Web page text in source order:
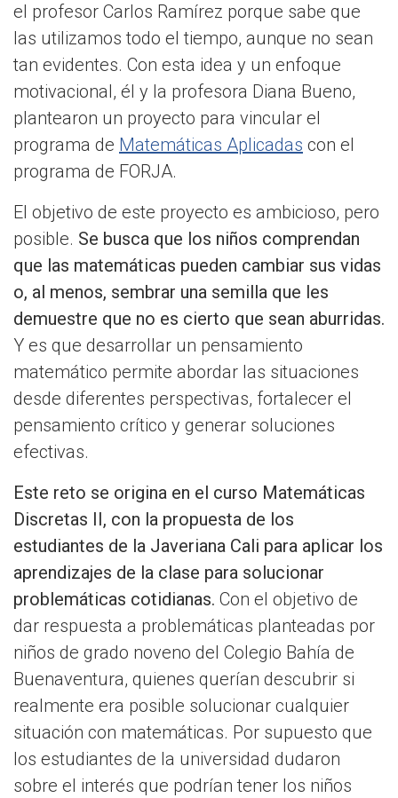
el profesor Carlos Ramírez porque sabe que
las utilizamos todo el tiempo, aunque no sean
tan evidentes. Con esta idea y un enfoque
motivacional, él y la profesora Diana Bueno,
plantearon un proyecto para vincular el
programa de Matemáticas Aplicadas con el
programa de FORJA.
El objetivo de este proyecto es ambicioso, pero
posible. Se busca que los niños comprendan
que las matemáticas pueden cambiar sus vidas
o, al menos, sembrar una semilla que les
demuestre que no es cierto que sean aburridas.
Y es que desarrollar un pensamiento
matemático permite abordar las situaciones
desde diferentes perspectivas, fortalecer el
pensamiento crítico y generar soluciones
efectivas.
Este reto se origina en el curso Matemáticas
Discretas II, con la propuesta de los
estudiantes de la Javeriana Cali para aplicar los
aprendizajes de la clase para solucionar
problemáticas cotidianas. Con el objetivo de
dar respuesta a problemáticas planteadas por
niños de grado noveno del Colegio Bahía de
Buenaventura, quienes querían descubrir si
realmente era posible solucionar cualquier
situación con matemáticas. Por supuesto que
los estudiantes de la universidad dudaron
sobre el interés que podrían tener los niños